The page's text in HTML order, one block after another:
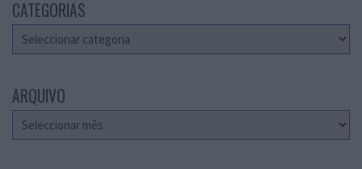
CATEGORIAS
Categorias
ARQUIVO
Arquivo